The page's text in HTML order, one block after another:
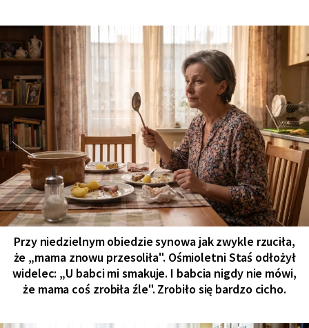
Przy niedzielnym obiedzie synowa jak zwykle rzuciła,
że „mama znowu przesoliła". Ośmioletni Staś odłożył
widelec: „U babci mi smakuje. I babcia nigdy nie mówi,
że mama coś zrobiła źle". Zrobiło się bardzo cicho.